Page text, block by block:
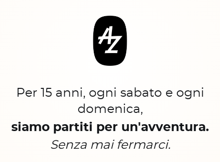
Per 15 anni, ogni sabato e ogni
domenica,
siamo partiti per un'avventura.
Senza mai fermarci.